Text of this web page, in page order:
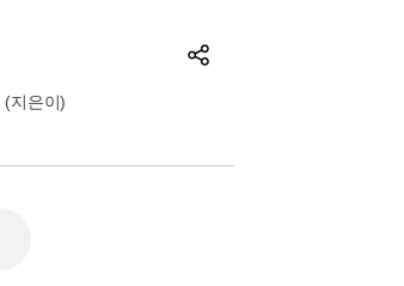
(지은이)